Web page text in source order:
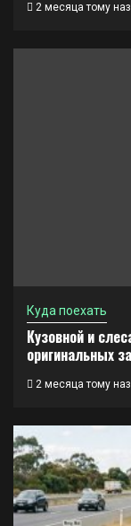
2 месяца тому
Куда поехать
Кузовной и
оригинальных
2 месяца тому